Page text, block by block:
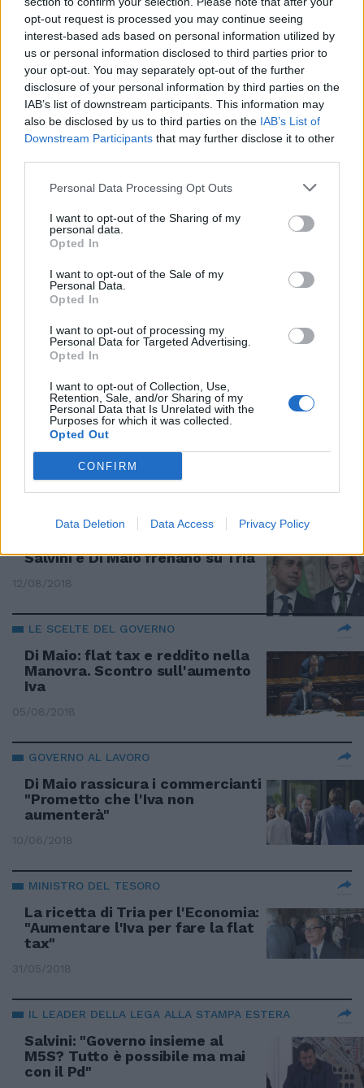
opt-out request is processed you may continue seeing
interest-based ads based on personal information utilized by
us or personal information disclosed to third parties prior to
your opt-out. You may separately opt-out of the further
disclosure of your personal information by third parties on the
IAB’s list of downstream participants. This information may
also be disclosed by us to third parties on the IAB’s List of
Downstream Participants that may further disclose it to other
Personal Data Processing Opt Outs
I want to opt-out of the Sharing of my
personal data.
Opted In
I want to opt-out of the Sale of my
Personal Data.
Opted In
I want to opt-out of processing my
Personal Data for Targeted Advertising.
Opted In
I want to opt-out of Collection, Use,
Retention, Sale, and/or Sharing of my
Personal Data that Is Unrelated with the
Purposes for which it was collected.
Opted Out
CONFIRM
Data Deletion Data Access Privacy Policy
Via libera al Def. Un'ombra di flat
tax ma niente crescita
14/04/2019
#iltempodioshø
17/03/2019
IL CASO
Arriva il preservativo di
cittadinanza
MANOVRA
Le bibite tassate
18/11/2018
I BUCHI DEL FISCO
Iva non riscossa per 36 miliardi
di euro
Salvini e Di Maio frenano su Tria
12/08/2018
LE SCELTE DEL GOVERNO
Di Maio: flat tax e reddito nella
Manovra. Scontro sull'aumento
Iva
05/08/2018
GOVERNO AL LAVORO
Di Maio rassicura i commercianti
"Prometto che l'Iva non
aumenterà"
10/06/2018
MINISTRO DEL TESORO
La ricetta di Tria per l'Economia:
"Aumentare l'Iva per fare la flat
tax"
31/05/2018
IL LEADER DELLA LEGA ALLA STAMPA ESTERA
Salvini: "Governo insieme al
M5S? Tutto è possibile ma mai
con il Pd"